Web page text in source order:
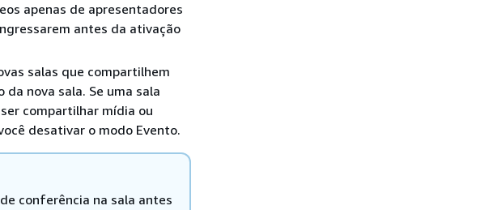
apenas de apresentadores
antes da ativação
salas que compartilhem
nova sala. Se uma sala
compartilhar mídia ou
desativar o modo Evento.
conferência na sala antes